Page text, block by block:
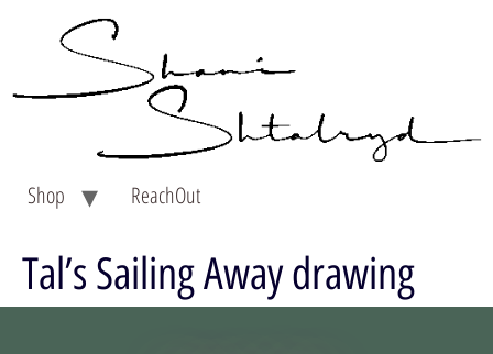
Shop ReachOut
Tal’s Sailing Away drawing